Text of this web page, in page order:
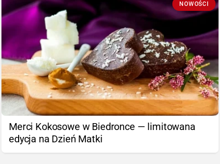
NOWOŚCI
Merci Kokosowe w Biedronce — limitowana
edycja na Dzień Matki